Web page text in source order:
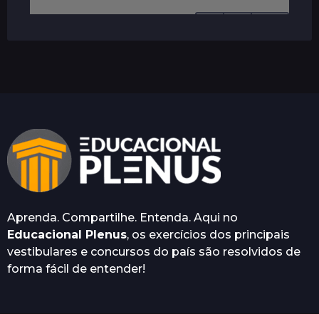
marcados com*
Salvar meus dados neste
navegador para a próxima vez
que eu comentar.
Aprenda. Compartilhe. Entenda. Aqui no
Educacional Plenus, os exercícios dos principais
vestibulares e concursos do país são resolvidos de
forma fácil de entender!